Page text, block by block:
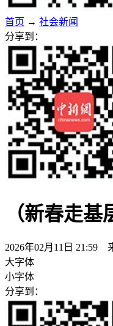
首页 → 社会新闻
分享到：
（新春走
2026年02月11日 21:59
大字体
小字体
分享到：